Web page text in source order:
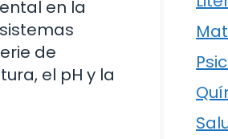
en la
de
el pH y la